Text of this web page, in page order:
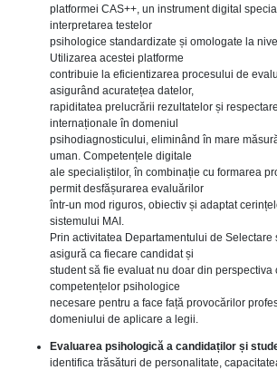
platformei CAS++, un instrument digital
interpretarea testelor
psihologice standardizate și omologate la
Utilizarea acestei platforme
contribuie la eficientizarea procesului de
asigurând acuratețea datelor,
rapiditatea prelucrării rezultatelor și
internaționale în domeniul
psihodiagnosticului, eliminând în mare
uman. Competențele digitale
ale specialiștilor, în combinație cu formarea
permit desfășurarea evaluărilor
într-un mod riguros, obiectiv și adaptat
sistemului MAI.
Prin activitatea Departamentului de Selectare
asigură ca fiecare candidat și
student să fie evaluat nu doar din perspectiva
competențelor psihologice
necesare pentru a face față provocărilor
domeniului de aplicare a legii.
Evaluarea psihologică a candidaților și
identifica trăsături de personalitate,